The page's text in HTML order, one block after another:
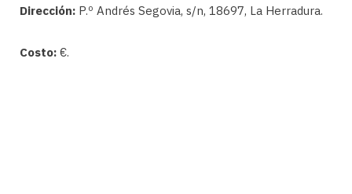
Dirección: P.º Andrés Segovia, s/n, 18697, La Herradura.
Costo: €.